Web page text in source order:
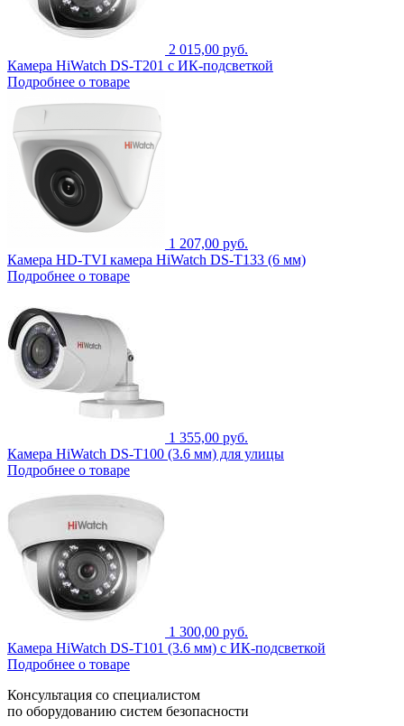
2 015,00 руб.
Камера HiWatch DS-T201 с ИК-подсветкой
Подробнее о товаре
1 207,00 руб.
Камера HD-TVI камера HiWatch DS-T133 (6 мм)
Подробнее о товаре
1 355,00 руб.
Камера HiWatch DS-T100 (3.6 мм) для улицы
Подробнее о товаре
1 300,00 руб.
Камера HiWatch DS-T101 (3.6 мм) с ИК-подсветкой
Подробнее о товаре
Консультация со специалистом
по оборудованию систем безопасности